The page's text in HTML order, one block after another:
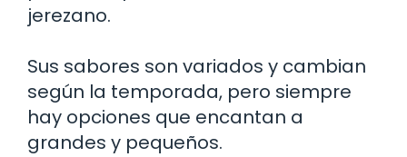
jerezano.
Sus sabores son variados y cambian
según la temporada, pero siempre
hay opciones que encantan a
grandes y pequeños.